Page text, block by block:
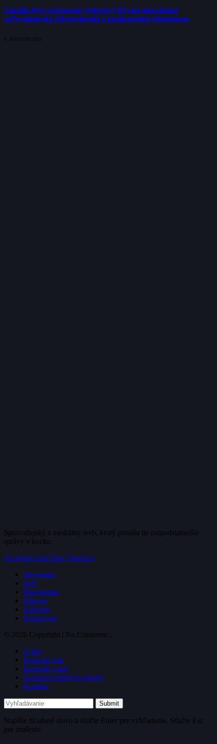
Zatajila byty aj luxusné výdavky? Bývalá ukrajinská
veľvyslankyňa čelí obvineniu z nezákonného obohatenia
6. AUGUSTA 2026
Spravodajský a mediálny web, ktorý prináša tie najpodstatnejšie
správy v kocke.
FacebookYouTube Telegram
Slovensko
Svet
Ekonomika
Zdravie
Lifestyle
Rozhovory
© 2026 Copyright | No Comment...
O nás
Podporte nás
Inzerujte u nás
Ochrana osobných údajov
Kontakt
Submit
Napíšte hľadané slovo a stlačte Enter pre vyhľadanie. Stlačte Esc
pre zrušenie.